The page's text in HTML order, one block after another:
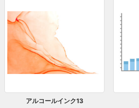
アルコールインク13